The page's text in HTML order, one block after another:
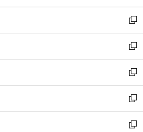
開
く
ウ
で
開
く
ン
ド
ウ
で
開
く
ウ
ィ
ン
ド
ウ
で
開
く
新
し
い
ウ
ィ
ン
ド
ウ
で
新
し
い
ウ
ィ
ン
ド
新
し
い
ウ
ィ
新
し
い
新